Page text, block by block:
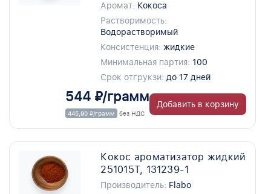
Аромат: Кокоса
Растворимость:
Водорастворимый
Консистенция: жидкие
Минимальная партия: 100
Срок отгрукзи: до 17 дней
544 ₽/грамм
445,90 ₽/грамм без НДС
Добавить в корзину
Кокос ароматизатор жидкий
251015T, 131239-1
Производитель: Flabo